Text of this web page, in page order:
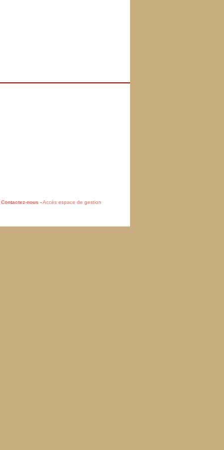
Contactez-nous -Accès espace de gestion